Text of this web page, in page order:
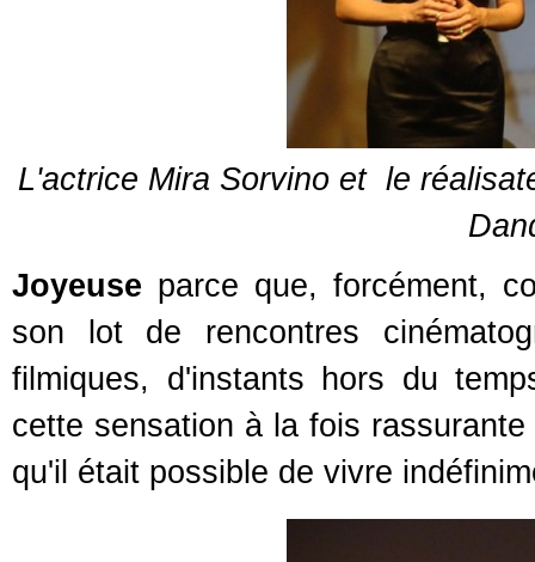
L'actrice Mira Sorvino et le
Joyeuse parce que, forcément,
son lot de rencontres
filmiques, d'instants hors du
cette sensation à la fois
qu'il était possible de vivre